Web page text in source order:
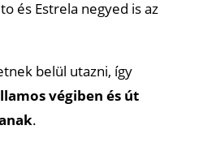
és Estrela negyed is az
belül utazni, így
végiben és út
.